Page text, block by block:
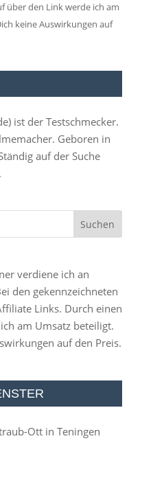
über den Link werde ich am
keine Auswirkungen auf
) ist der Testschmecker.
Geboren in
auf der Suche
verdiene ich an
den gekennzeichneten
Links. Durch einen
am Umsatz beteiligt.
auf den Preis.